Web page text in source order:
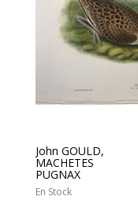
John GOULD,
MACHETES
PUGNAX
En Stock